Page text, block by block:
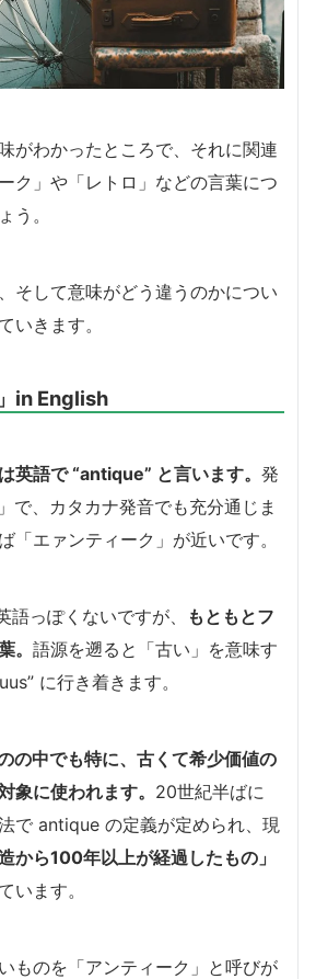
がわかったところで、それに関連
ク」や「レトロ」などの言葉につ
う。
そして意味がどう違うのかについ
いきます。
in English
英語で “antique” と言います。 発
で、カタカナ発音でも充分通じま
「エァンティーク」が近いです。
っぽくないですが、
もともとフ
。 語源を遡ると「古い」を意味す
に行き着きます。
の中でも特に、古くて希少価値の
象に使われます。 20世紀半ばに
で antique の定義が定められ、現
造から100年以上が経過したもの」
います。
ものを「アンティーク」と呼びが